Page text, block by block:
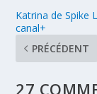
Katrina de Spike
canal+
PRÉCÉDENT
27